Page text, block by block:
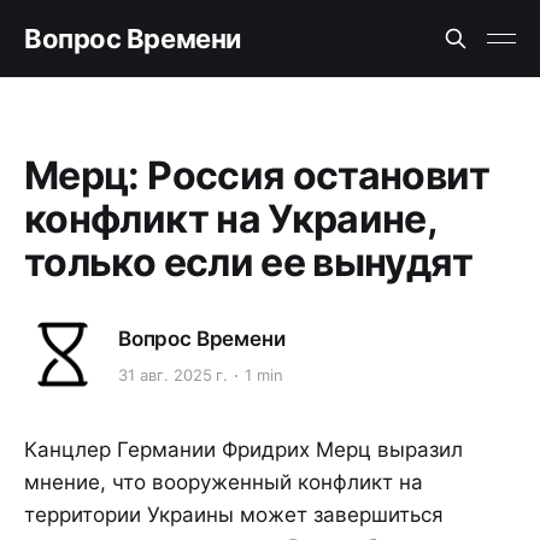
Вопрос Времени
Мерц: Россия остановит
конфликт на Украине,
только если ее вынудят
Вопрос Времени
31 авг. 2025 г. 1 min
Канцлер Германии Фридрих Мерц выразил
мнение, что вооруженный конфликт на
территории Украины может завершиться